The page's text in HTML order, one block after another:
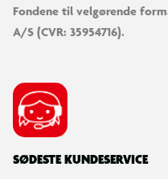
Fondene til velgørende
A/S (CVR: 35954716).
SØDESTE KUNDESERVICE